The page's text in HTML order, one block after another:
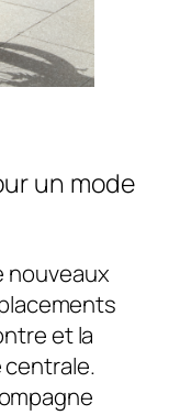
un mode
nouveaux
et la